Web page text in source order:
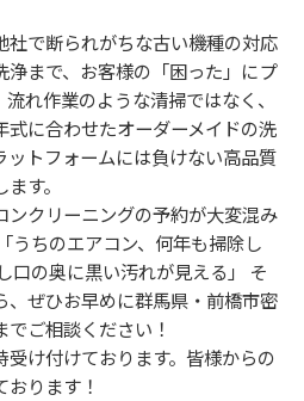
社で断られがちな古い機種の対応
まで、 お客様の「困った」にプ
流れ作業のような清掃ではなく、
式に合わせたオーダーメイドの洗
ットフォームには負けない高品質
す。
ンクリーニングの予約が大変混み
「うちのエアコン、 何年も掃除し
の奥に黒い汚れが見える」 そ
ぜひお早めに群馬県・前橋市密
ご相談ください！
け付けております。皆様からの
ります！